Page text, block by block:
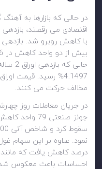
در حالی که بازارها به
اقتصادی می رقصند، بازدهی
حالی
4.1497% رسید. قیمت
مخالف حرکت می کنند.
در جریان معاملات روز
درصد کاهش یافت که مانند
احساسات باعث معکوس